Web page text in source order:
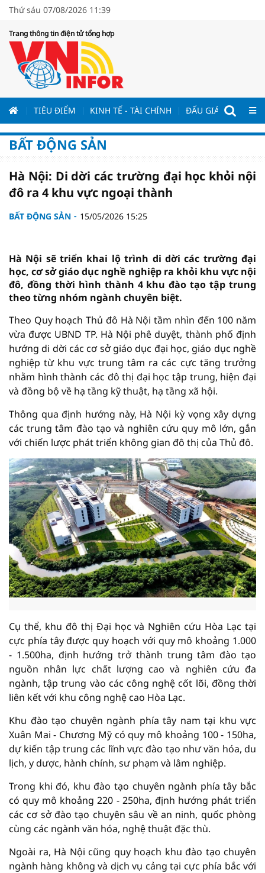
Thứ sáu 07/08/2026 11:39
Trang thông tin điện tử tổng hợp
TIÊU ĐIỂM KINH TẾ - TÀI CHÍNH ĐẤU GIÁ - ĐẤU
BẤT ĐỘNG SẢN
Hà Nội: Di dời các trường đại học khỏi nội
đô ra 4 khu vực ngoại thành
BẤT ĐỘNG SẢN 15/05/2026 15:25
Hà Nội sẽ triển khai lộ trình di dời các trường đại
học, cơ sở giáo dục nghề nghiệp ra khỏi khu vực nội
đô, đồng thời hình thành 4 khu đào tạo tập trung
theo từng nhóm ngành chuyên biệt.
Theo Quy hoạch Thủ đô Hà Nội tầm nhìn đến 100 năm
vừa được UBND TP. Hà Nội phê duyệt, thành phố định
hướng di dời các cơ sở giáo dục đại học, giáo dục nghề
nghiệp từ khu vực trung tâm ra các cực tăng trưởng
nhằm hình thành các đô thị đại học tập trung, hiện đại
và đồng bộ về hạ tầng kỹ thuật, hạ tầng xã hội.
Thông qua định hướng này, Hà Nội kỳ vọng xây dựng
các trung tâm đào tạo và nghiên cứu quy mô lớn, gắn
với chiến lược phát triển không gian đô thị của Thủ đô.
Cụ thể, khu đô thị Đại học và Nghiên cứu Hòa Lạc tại
cực phía tây được quy hoạch với quy mô khoảng 1.000
- 1.500ha, định hướng trở thành trung tâm đào tạo
nguồn nhân lực chất lượng cao và nghiên cứu đa
ngành, tập trung vào các công nghệ cốt lõi, đồng thời
liên kết với khu công nghệ cao Hòa Lạc.
Khu đào tạo chuyên ngành phía tây nam tại khu vực
Xuân Mai - Chương Mỹ có quy mô khoảng 100 - 150ha,
dự kiến tập trung các lĩnh vực đào tạo như văn hóa, du
lịch, y dược, hành chính, sư phạm và lâm nghiệp.
Trong khi đó, khu đào tạo chuyên ngành phía tây bắc
có quy mô khoảng 220 - 250ha, định hướng phát triển
các cơ sở đào tạo chuyên sâu về an ninh, quốc phòng
cùng các ngành văn hóa, nghệ thuật đặc thù.
Ngoài ra, Hà Nội cũng quy hoạch khu đào tạo chuyên
ngành hàng không và dịch vụ cảng tại cực phía bắc với